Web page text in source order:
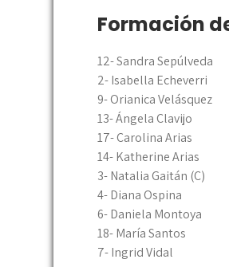
Formación
12- Sandra Sepúlveda
2- Isabella Echeverri
9- Orianica Velásquez
13- Ángela Clavijo
17- Carolina Arias
14- Katherine Arias
3- Natalia Gaitán (C)
4- Diana Ospina
6- Daniela Montoya
18- María Santos
7- Ingrid Vidal